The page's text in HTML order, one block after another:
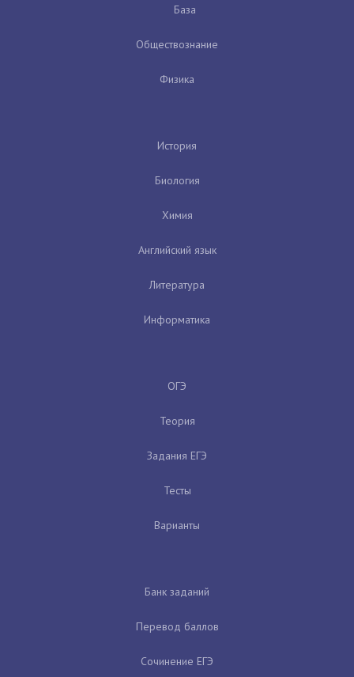
База
Обществознание
Физика
История
Биология
Химия
Английский язык
Литература
Информатика
ОГЭ
Теория
Задания ЕГЭ
Тесты
Варианты
Банк заданий
Перевод баллов
Сочинение ЕГЭ